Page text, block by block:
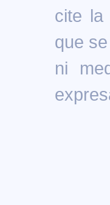
cite la
que
ni